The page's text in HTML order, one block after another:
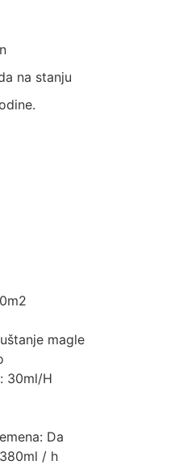
na stanju
magle
30ml/H
Da
/ h